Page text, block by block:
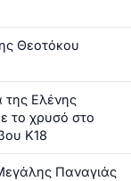
Θεοτόκου
Ελένης
το χρυσό στο
Κ18
Παναγιάς